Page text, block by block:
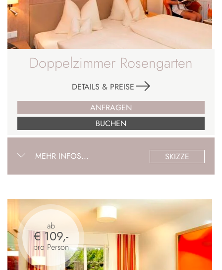
Doppelzimmer Rosengarten
MEHR INFOS... SKIZZE
DETAILS & PREISE
ANFRAGEN
BUCHEN
ab
€ 109,-
pro Person